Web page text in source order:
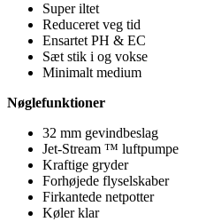
Super iltet
Reduceret veg tid
Ensartet PH & EC
Sæt stik i og vokse
Minimalt medium
Nøglefunktioner
32 mm gevindbeslag
Jet-Stream ™ luftpumpe
Kraftige gryder
Forhøjede flyselskaber
Firkantede netpotter
Køler klar